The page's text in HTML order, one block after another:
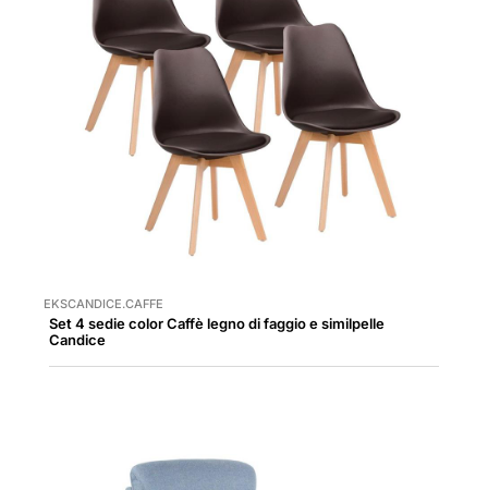
EKSCANDICE.CAFFE
Set 4 sedie color Caffè legno di faggio e similpelle
Candice